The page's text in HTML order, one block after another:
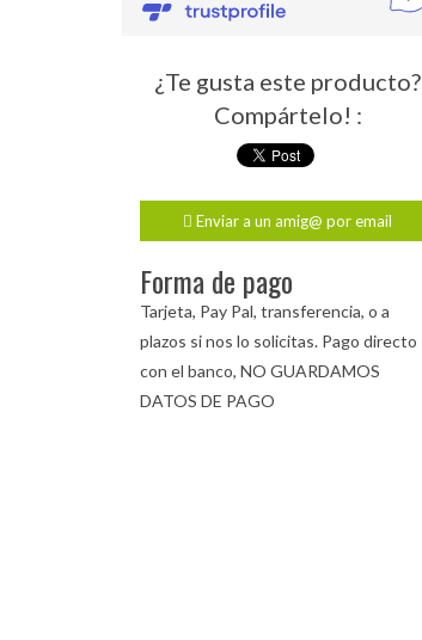
¿Te gusta este producto?
Compártelo! :
Enviar a un amig@ por email
Forma de pago
Tarjeta, Pay Pal, transferencia, o a
plazos si nos lo solicitas. Pago directo
con el banco, NO GUARDAMOS
DATOS DE PAGO